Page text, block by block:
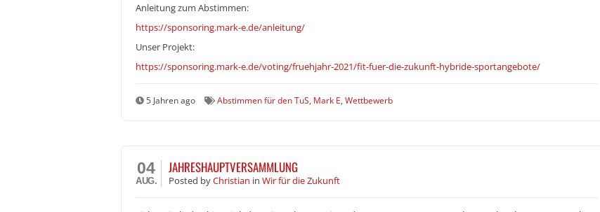
Anleitung zum Abstimmen:
https://sponsoring.mark-e.de/anleitung/
Unser Projekt:
https://sponsoring.mark-e.de/voting/fruehjahr-2021/fit-fuer-die-zukunft-hybride-sportangebote/
5 Jahren ago Abstimmen für den TuS Mark E Wettbewerb
04
AUG.
JAHRESHAUPTVERSAMMLUNG
Posted byChristian in Wir für die Zukunft